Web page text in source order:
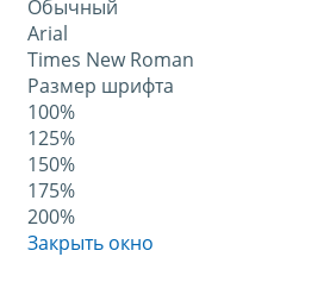
Обычный
Arial
Times New Roman
Размер шрифта
100%
125%
150%
175%
200%
Закрыть окно